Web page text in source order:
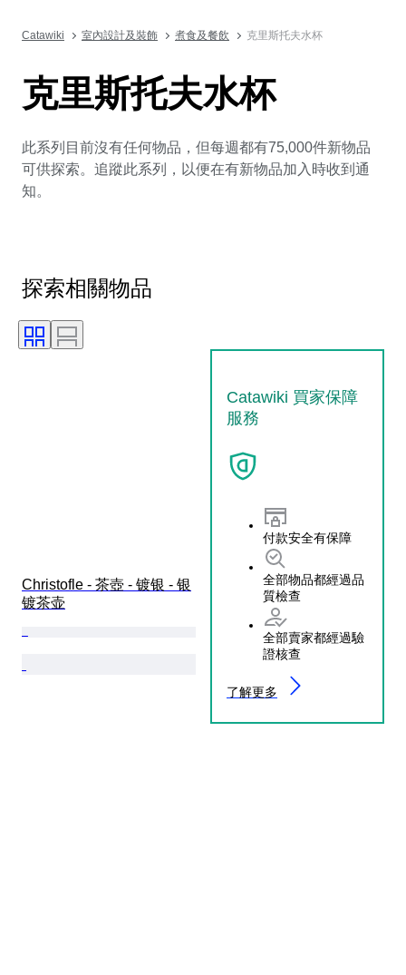
Catawiki 室內設計及裝飾 煮食及餐飲 克里斯托夫水杯
克里斯托夫水杯
此系列目前沒有任何物品，但每週都有75,000件新物品
可供探索。追蹤此系列，以便在有新物品加入時收到通
知。
探索相關物品
Catawiki 買家保障
服務
付款安全有保障
全部物品都經過品
質檢查
全部賣家都經過驗
證核查
了解更多
Christofle - 茶壺 - 镀银 - 银
镀茶壶